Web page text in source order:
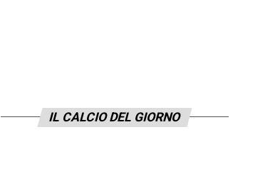
IL CALCIO DEL GIORNO